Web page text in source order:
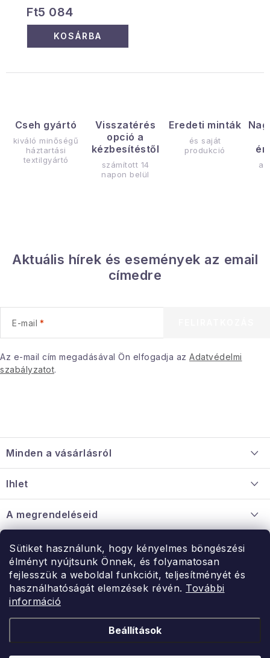
Sütiket használunk, hogy kényelmes böngészési
élményt nyújtsunk Önnek, és folyamatosan
fejlesszük a weboldal funkcióit, teljesítményét és
használhatóságát elemzések révén. További
információ
Beállítások
Cseh gyártó
kiváló minőségű
háztartási
textilgyártó
Visszatérés
opció a
kézbesítéstől
számított 14
napon belül
Eredeti minták
és saját
produkció
Ft5 084
KOSÁRBA
Aktuális hírek és események az email
címedre
E-mail
Az e-mail cím megadásával Ön elfogadja az Adatvédelmi
szabályzatot.
á
b
é
c
Minden a vásárlásról
Információ a mellékletről
Nagykereskedelmi együttműködés
Ihlet
A megrendeléseid
Érintkezés
Rendelésem
Érintkezés
Hé-Pé: 9:00-15:00
uzlet@modernvasarlas.hu
Kereskedelem feltételei